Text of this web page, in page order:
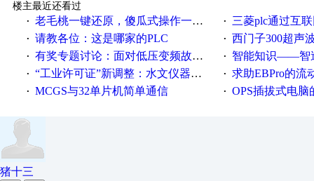
楼主最近还看过
· 老毛桃一键还原，傻瓜式操作一键轻松备份还原；程序为向导式安装，一键即可实现自动备份或还原系统。 · 三菱plc通过互联网实现plc
· 请教各位：这是哪家的PLC · 西门子300超声波
· 有奖专题讨论：面对低压变频故障，老手是这样解决的！ · 智能知识——智造时代，
· “工业许可证”新调整：水文仪器等19类产品取消事前生产许可 · 求助EBPro的流
· MCGS与32单片机简单通信 · OPS插拔式电脑
猪十三